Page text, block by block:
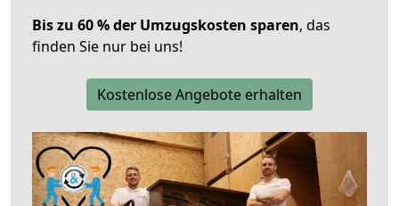
Bis zu 60 % der Umzugskosten sparen, das
finden Sie nur bei uns!
Kostenlose Angebote erhalten